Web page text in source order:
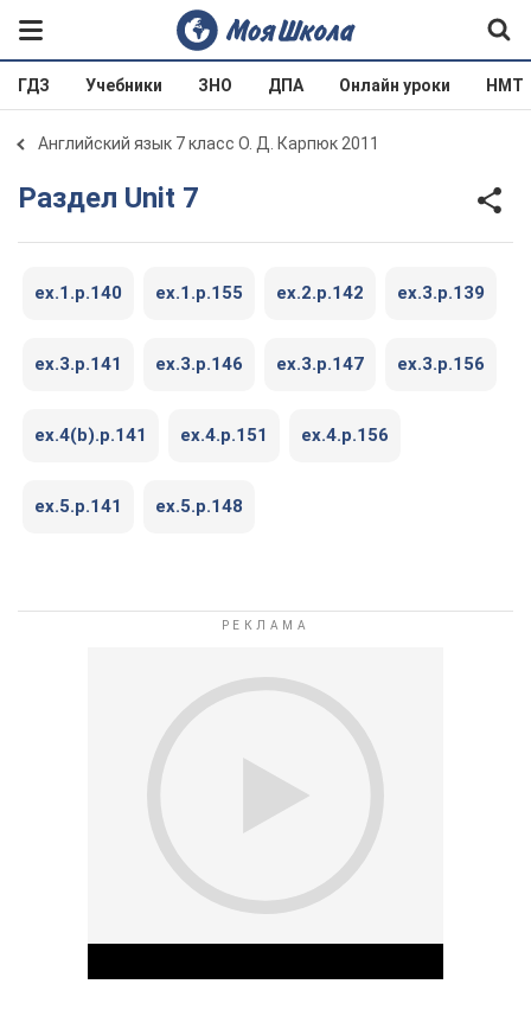
ГДЗ Учебники ЗНО ДПА Онлайн уроки НМТ
Английский язык 7 класс О. Д. Карпюк 2011
Раздел Unit 7
ex.1.p.140 ex.1.p.155 ex.2.p.142 ex.3.p.139
ex.3.p.141 ex.3.p.146 ex.3.p.147 ex.3.p.156
ex.4(b).p.141 ex.4.p.151 ex.4.p.156
ex.5.p.141 ex.5.p.148